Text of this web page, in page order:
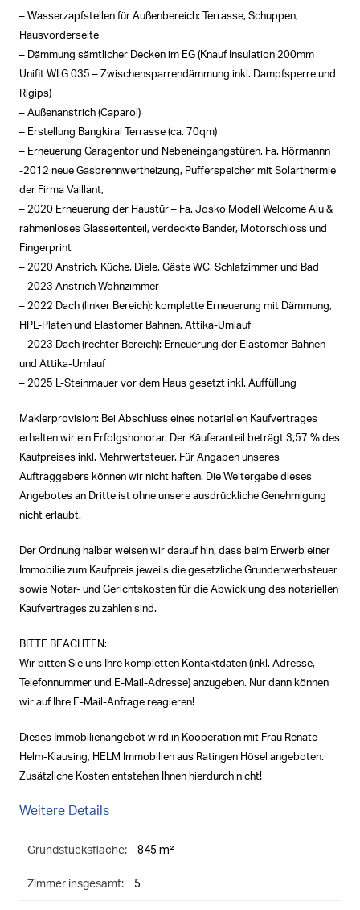
– Wasserzapfstellen für Außenbereich: Terrasse, Schuppen,
Hausvorderseite
– Dämmung sämtlicher Decken im EG (Knauf Insulation 200mm
Unifit WLG 035 – Zwischensparrendämmung inkl. Dampfsperre und
Rigips)
– Außenanstrich (Caparol)
– Erstellung Bangkirai Terrasse (ca. 70qm)
– Erneuerung Garagentor und Nebeneingangstüren, Fa. Hörmannn
-2012 neue Gasbrennwertheizung, Pufferspeicher mit Solarthermie
der Firma Vaillant,
– 2020 Erneuerung der Haustür – Fa. Josko Modell Welcome Alu &
rahmenloses Glasseitenteil, verdeckte Bänder, Motorschloss und
Fingerprint
– 2020 Anstrich, Küche, Diele, Gäste WC, Schlafzimmer und Bad
– 2023 Anstrich Wohnzimmer
– 2022 Dach (linker Bereich): komplette Erneuerung mit Dämmung,
HPL-Platen und Elastomer Bahnen, Attika-Umlauf
– 2023 Dach (rechter Bereich): Erneuerung der Elastomer Bahnen
und Attika-Umlauf
– 2025 L-Steinmauer vor dem Haus gesetzt inkl. Auffüllung
Maklerprovision: Bei Abschluss eines notariellen Kaufvertrages
erhalten wir ein Erfolgshonorar. Der Käuferanteil beträgt 3,57 % des
Kaufpreises inkl. Mehrwertsteuer. Für Angaben unseres
Auftraggebers können wir nicht haften. Die Weitergabe dieses
Angebotes an Dritte ist ohne unsere ausdrückliche Genehmigung
nicht erlaubt.
Der Ordnung halber weisen wir darauf hin, dass beim Erwerb einer
Immobilie zum Kaufpreis jeweils die gesetzliche Grunderwerbsteuer
sowie Notar- und Gerichtskosten für die Abwicklung des notariellen
Kaufvertrages zu zahlen sind.
BITTE BEACHTEN:
Wir bitten Sie uns Ihre kompletten Kontaktdaten (inkl. Adresse,
Telefonnummer und E-Mail-Adresse) anzugeben. Nur dann können
wir auf Ihre E-Mail-Anfrage reagieren!
Dieses Immobilienangebot wird in Kooperation mit Frau Renate
Helm-Klausing, HELM Immobilien aus Ratingen Hösel angeboten.
Zusätzliche Kosten entstehen Ihnen hierdurch nicht!
Weitere Details
Grundstücksfläche: 845 m²
Zimmer insgesamt: 5